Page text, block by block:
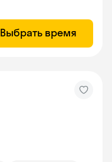
Выбрать время